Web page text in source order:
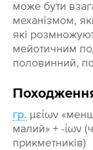
може бути
механізмом,
які
мейотичним
половинний,
гр. μείων
малий» + -ίων
прикметників)